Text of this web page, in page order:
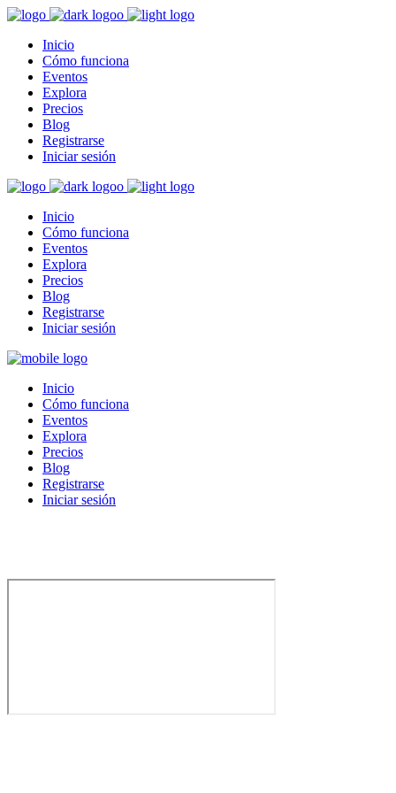
Inicio
Cómo funciona
Eventos
Explora
Precios
Blog
Registrarse
Iniciar sesión
Inicio
Cómo funciona
Eventos
Explora
Precios
Blog
Registrarse
Iniciar sesión
Inicio
Cómo funciona
Eventos
Explora
Precios
Blog
Registrarse
Iniciar sesión